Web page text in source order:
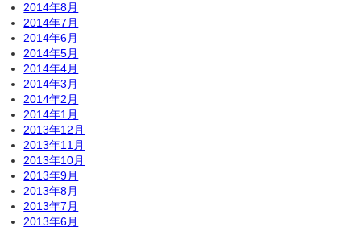
2014年8月
2014年7月
2014年6月
2014年5月
2014年4月
2014年3月
2014年2月
2014年1月
2013年12月
2013年11月
2013年10月
2013年9月
2013年8月
2013年7月
2013年6月